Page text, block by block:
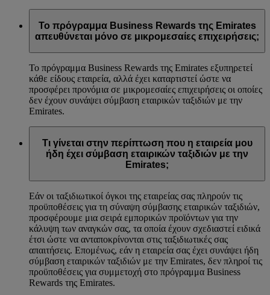
Το πρόγραμμα Business Rewards της Emirates
απευθύνεται μόνο σε μικρομεσαίες επιχειρήσεις;
Το πρόγραμμα Business Rewards της Emirates εξυπηρετεί
κάθε είδους εταιρεία, αλλά έχει καταρτιστεί ώστε να
προσφέρει προνόμια σε μικρομεσαίες επιχειρήσεις οι οποίες
δεν έχουν συνάψει σύμβαση εταιρικών ταξιδιών με την
Emirates.
Τι γίνεται στην περίπτωση που η εταιρεία μου
ήδη έχει σύμβαση εταιρικών ταξιδιών με την
Emirates;
Εάν οι ταξιδιωτικοί όγκοι της εταιρείας σας πληρούν τις
προϋποθέσεις για τη σύναψη σύμβασης εταιρικών ταξιδιών,
προσφέρουμε μια σειρά εμπορικών προϊόντων για την
κάλυψη των αναγκών σας, τα οποία έχουν σχεδιαστεί ειδικά
έτσι ώστε να ανταποκρίνονται στις ταξιδιωτικές σας
απαιτήσεις. Επομένως, εάν η εταιρεία σας έχει συνάψει ήδη
σύμβαση εταιρικών ταξιδιών με την Emirates, δεν πληροί τις
προϋποθέσεις για συμμετοχή στο πρόγραμμα Business
Rewards της Emirates.